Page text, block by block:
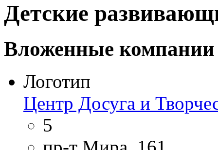
Детские
Вложенные компании
Логотип
Центр Досуга и
5